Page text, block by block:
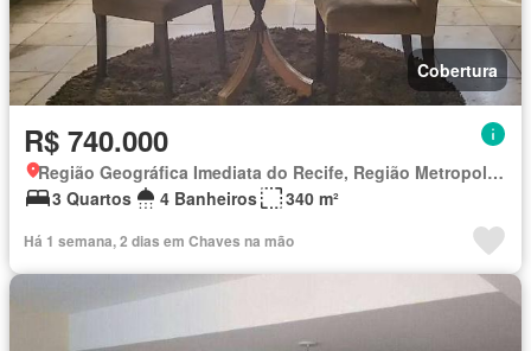
Cobertura
R$ 740.000
Região Geográfica Imediata do Recife, Região Metropolitana do Recife
3 Quartos
4 Banheiros 340 m²
Há 1 semana, 2 dias em Chaves na mão